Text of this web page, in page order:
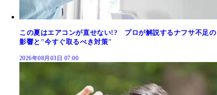
この夏はエアコンが直せない!? プロが解説するナフサ不足の
影響と"今すぐ取るべき対策"
2026年08月03日 07:00